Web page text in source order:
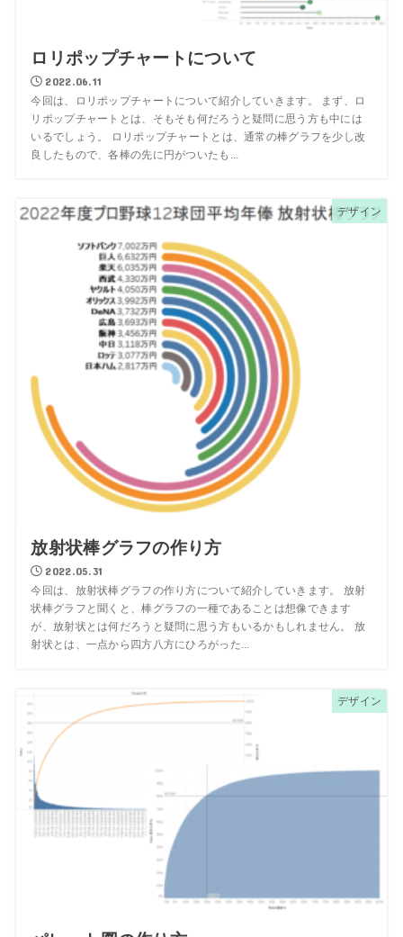
ロリポップチャートについて
2022.06.11
今回は、ロリポップチャートについて紹介していきます。 まず、ロ
リポップチャートとは、そもそも何だろうと疑問に思う方も中には
いるでしょう。 ロリポップチャートとは、通常の棒グラフを少し改
良したもので、各棒の先に円がついたも...
デザイン
放射状棒グラフの作り方
2022.05.31
今回は、放射状棒グラフの作り方について紹介していきます。 放射
状棒グラフと聞くと、棒グラフの一種であることは想像できます
が、放射状とは何だろうと疑問に思う方もいるかもしれません。 放
射状とは、一点から四方八方にひろがった...
デザイン